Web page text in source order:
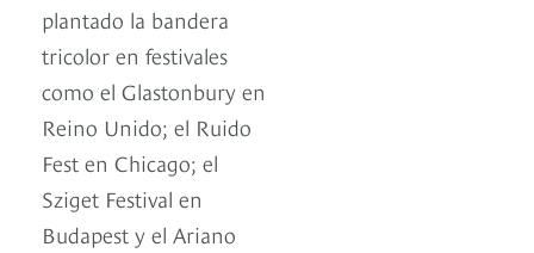
plantado la bandera
tricolor en festivales
como el Glastonbury en
Reino Unido; el Ruido
Fest en Chicago; el
Sziget Festival en
Budapest y el Ariano